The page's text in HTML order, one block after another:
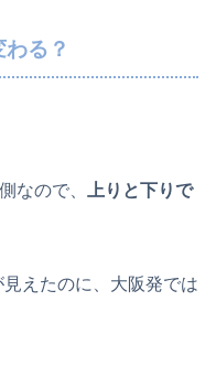
る？
なので、
上りと下りで
えたのに、大阪発では